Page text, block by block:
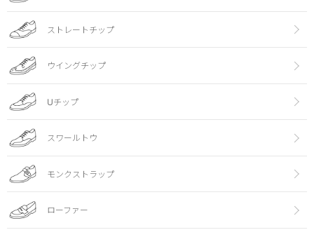
ストレートチップ
ウイングチップ
Uチップ
スワールトウ
モンクストラップ
ローファー